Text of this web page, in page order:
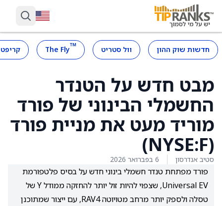
חדשות שוק ההון וול סטריט ™
The Fly
מבט חדש על הטנדר
החשמלי הבינוני של פורד
מוריד מעט את מניית פורד
(NYSE:F)
סטיב אנדרסון 6 בפברואר 2026
פורד מפתחת טנדר חשמלי בינוני חדש על בסיס פלטפורמת
Universal EV, שצפוי להיות זול יותר להחזקה ממודל Y של
טסלה ולספק יותר מרחב מטויוטה RAV4, עם ייצור שמתוכנן